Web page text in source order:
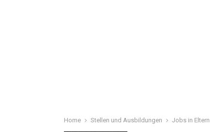
Home Stellen und Ausbildungen Jobs in Eltern